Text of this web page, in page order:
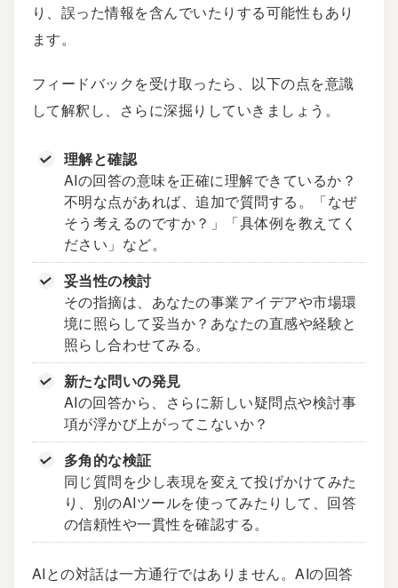
り、誤った情報を含んでいたりする可能性もあり
ます。
フィードバックを受け取ったら、以下の点を意識
して解釈し、さらに深掘りしていきましょう。
理解と確認
AIの回答の意味を正確に理解できているか？
不明な点があれば、追加で質問する。「なぜ
そう考えるのですか？」「具体例を教えてく
ださい」など。
妥当性の検討
その指摘は、あなたの事業アイデアや市場環
境に照らして妥当か？あなたの直感や経験と
照らし合わせてみる。
新たな問いの発見
AIの回答から、さらに新しい疑問点や検討事
項が浮かび上がってこないか？
多角的な検証
同じ質問を少し表現を変えて投げかけてみた
り、別のAIツールを使ってみたりして、回答
の信頼性や一貫性を確認する。
AIとの対話は一方通行ではありません。AIの回答